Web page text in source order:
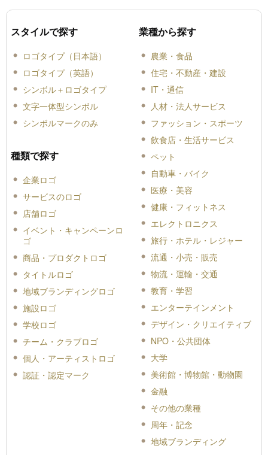
スタイルで探す
ロゴタイプ（日本語）
ロゴタイプ（英語）
シンボル＋ロゴタイプ
文字一体型シンボル
シンボルマークのみ
種類で探す
企業ロゴ
サービスのロゴ
店舗ロゴ
イベント・キャンペーンロ
ゴ
商品・プロダクトロゴ
タイトルロゴ
地域ブランディングロゴ
施設ロゴ
学校ロゴ
チーム・クラブロゴ
個人・アーティストロゴ
認証・認定マーク
業種から探す
農業・食品
住宅・不動産・建設
IT・通信
人材・法人サービス
ファッション・スポーツ
飲食店・生活サービス
ペット
自動車・バイク
医療・美容
健康・フィットネス
エレクトロニクス
旅行・ホテル・レジャー
流通・小売・販売
物流・運輸・交通
教育・学習
エンターテインメント
デザイン・クリエイティブ
NPO・公共団体
大学
美術館・博物館・動物園
金融
その他の業種
周年・記念
地域ブランディング